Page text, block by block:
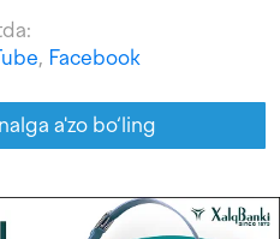
, Facebook
a'zo bo‘ling